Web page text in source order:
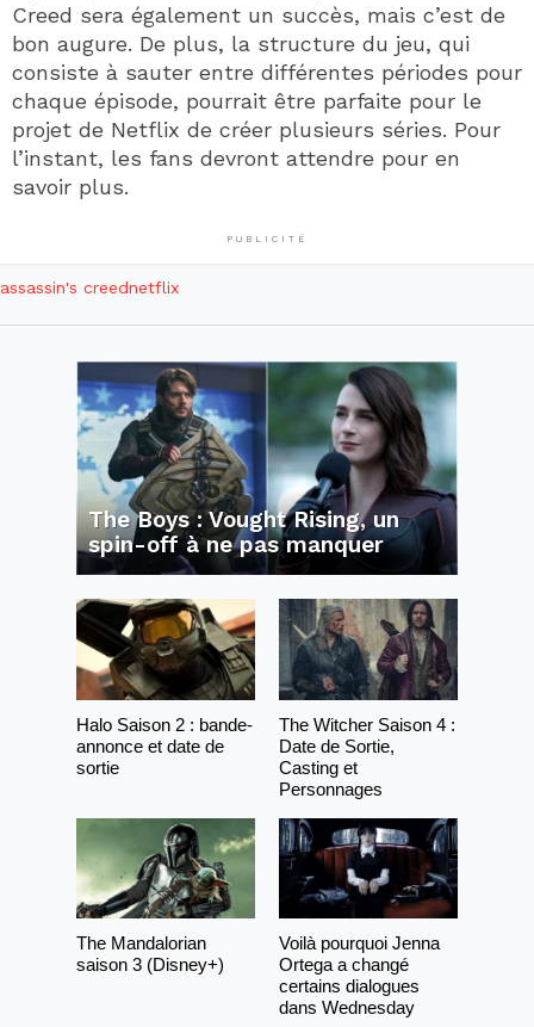
Creed sera également un succès, mais c’est de
bon augure. De plus, la structure du jeu, qui
consiste à sauter entre différentes périodes pour
chaque épisode, pourrait être parfaite pour le
projet de Netflix de créer plusieurs séries. Pour
l’instant, les fans devront attendre pour en
savoir plus.
PUBLICITÉ
assassin's creednetflix
The Boys : Vought Rising, un
spin-off à ne pas manquer
Halo Saison 2 : bande-
annonce et date de
sortie
The Witcher Saison 4 :
Date de Sortie,
Casting et
Personnages
The Mandalorian
saison 3 (Disney+)
Voilà pourquoi Jenna
Ortega a changé
certains dialogues
dans Wednesday